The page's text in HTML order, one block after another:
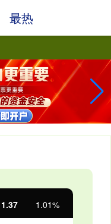
47.56 1.35%
最热